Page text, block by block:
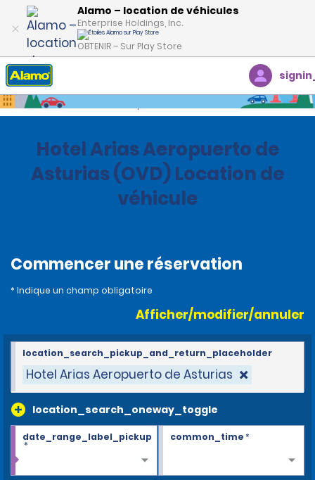
Alamo – location de véhicules
Enterprise Holdings, Inc.
OBTENIR – Sur Play Store
Accueil Succursales
Hotel Arias Aeropuerto de
Asturias (OVD) Location de
véhicule
Commencer une réservation
* Indique un champ obligatoire
Afficher/modifier/annuler
Hotel Arias Aeropuerto de Asturias
location_search_oneway_toggle
location_search_pickup_and_return_placeholder
date_range_label_pickup
*
common_time*